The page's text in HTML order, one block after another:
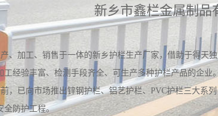
新乡市鑫栏金属制品
、加工、销售于一体的新乡护栏生产厂家，借助于得天
经验丰富、检测手段齐全、可生产多种护栏产品的企业
，已向市场推出锌钢护栏、铝艺护栏、PVC护栏三大系
全防护工程。